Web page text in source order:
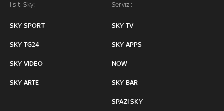
I siti Sky:
SKY SPORT
SKY TG24
SKY VIDEO
SKY ARTE
Servizi:
SKY TV
SKY APPS
NOW
SKY BAR
SPAZI SKY